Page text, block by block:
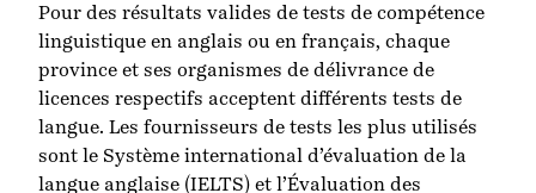
Pour des résultats valides de tests de compétence
linguistique en anglais ou en français, chaque
province et ses organismes de délivrance de
licences respectifs acceptent différents tests de
langue. Les fournisseurs de tests les plus utilisés
sont le Système international d’évaluation de la
langue anglaise (IELTS) et l’Évaluation des